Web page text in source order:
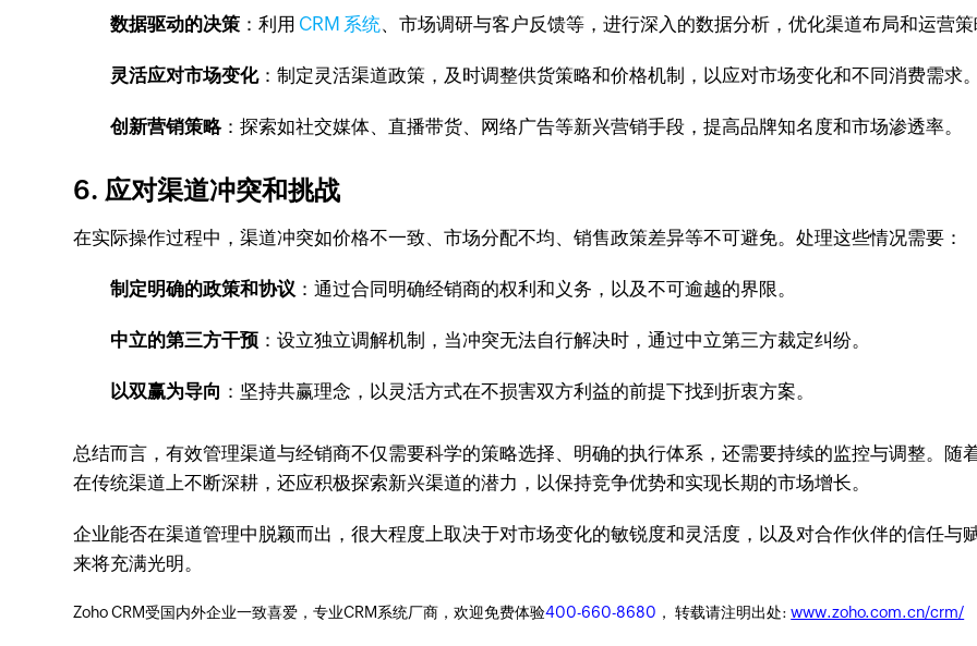
数据驱动的决策 ：利用 CRM 系统、市场调研与客户反馈等，进行深入的数据分析，优化渠道布局和运营策
灵活应对市场变化：制定灵活渠道政策，及时调整供货策略和价格机制，以应对市场变化和不同消费需求。
创新营销策略：探索如社交媒体、直播带货、网络广告等新兴营销手段，提高品牌知名度和市场渗透率。
6. 应对渠道冲突和挑战
在实际操作过程中，渠道冲突如价格不一致、市场分配不均、销售政策差异等不可避免。处理这些情况需要：
制定明确的政策和协议 ：通过合同明确经销商的权利和义务，以及不可逾越的界限。
中立的第三方干预 ：设立独立调解机制，当冲突无法自行解决时，通过中立第三方裁定纠纷。
以双赢为导向 ：坚持共赢理念，以灵活方式在不损害双方利益的前提下找到折衷方案。
总结而言，有效管理渠道与经销商不仅需要科学的策略选择、明确的执行体系，还需要持续的监控与调整。随
在传统渠道上不断深耕，还应积极探索新兴渠道的潜力，以保持竞争优势和实现长期的市场增长。
企业能否在渠道管理中脱颖而出，很大程度上取决于对市场变化的敏锐度和灵活度，以及对合作伙伴的信任与
来将充满光明。
Zoho CRM受国内外企业一致喜爱，专业CRM系统厂商，欢迎免费体验400-660-8680 ， 转载请注明出处:www.zoho.com.cn/crm/